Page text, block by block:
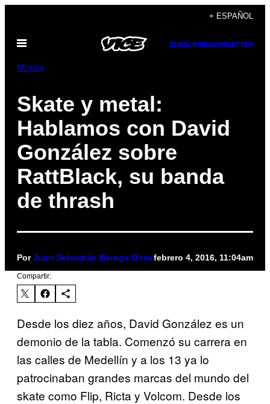
contenido
+ ESPAÑOL
Abrir
SUBSCRIBENEWSLETTER
Música
Skate y metal:
Hablamos con David
González sobre
RattBlack, su banda
de thrash
PorJuan Sebastián Barriga Ossafebrero 4, 2016, 11:04am
Compartir:
Desde los diez años, David González es un
demonio de la tabla. Comenzó su carrera en
las calles de Medellín y a los 13 ya lo
patrocinaban grandes marcas del mundo del
skate como Flip, Ricta y Volcom. Desde los